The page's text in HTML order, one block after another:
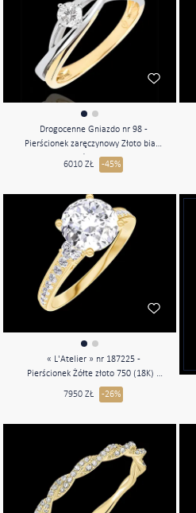
Drogocenne Gniazdo nr 98 -
Pierścionek zaręczynowy Złoto białe
i złoto żółte 750 (18K)
6010 ZŁ -45%
« L'Atelier » nr 187225 -
Pierścionek Żółte złoto 750 (18K) -
Diament laboratoryjny Okrągły 1
karat - Kamienie boczne Diament
7950 ZŁ -26%